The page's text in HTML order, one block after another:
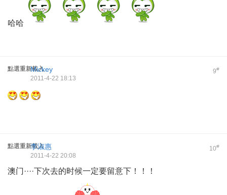
哈哈
點選重新載入 9#
Mickey
2011-4-22 18:13
點選重新載入 10#
李淑惠
2011-4-22 20:08
澳门····下次去的时候一定要留意下！！！